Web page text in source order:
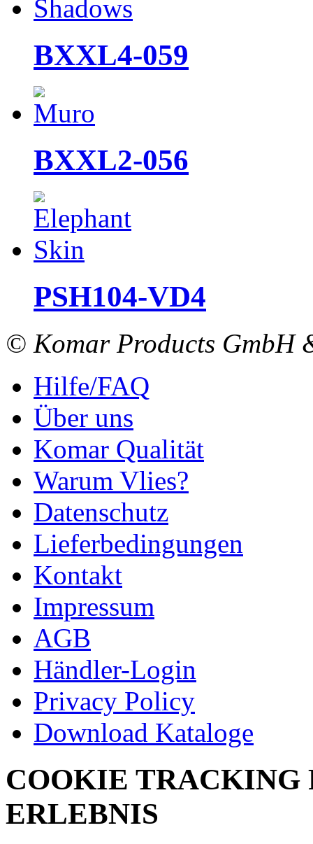
BXXL4-059
BXXL2-056
PSH104-VD4
© Komar Products GmbH
Hilfe/FAQ
Über uns
Komar Qualität
Warum Vlies?
Datenschutz
Lieferbedingungen
Kontakt
Impressum
AGB
Händler-Login
Privacy Policy
Download Kataloge
COOKIE TRACKING
ERLEBNIS